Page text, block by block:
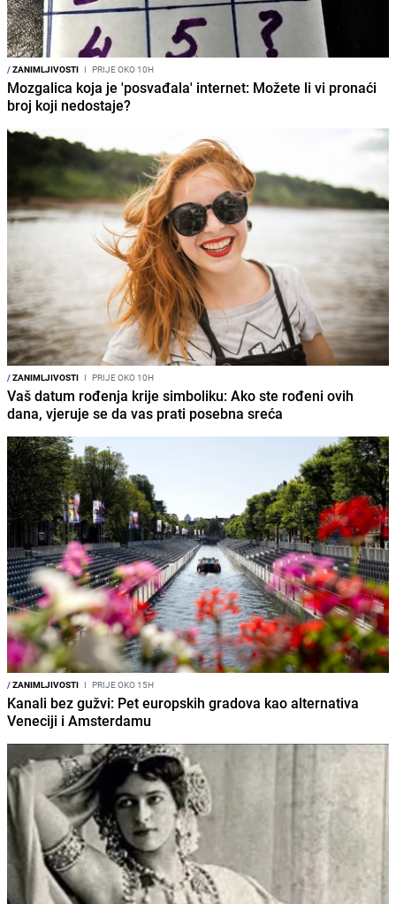
/ZANIMLJIVOSTI I PRIJE OKO 10H
Mozgalica koja je 'posvađala' internet: Možete li vi pronaći
broj koji nedostaje?
/ZANIMLJIVOSTI I PRIJE OKO 10H
Vaš datum rođenja krije simboliku: Ako ste rođeni ovih
dana, vjeruje se da vas prati posebna sreća
/ZANIMLJIVOSTI I PRIJE OKO 15H
Kanali bez gužvi: Pet europskih gradova kao alternativa
Veneciji i Amsterdamu